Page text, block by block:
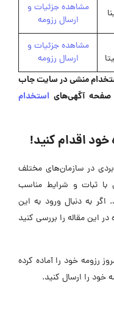
مشاهده جزئیات و
ارسال رزومه
مشاهده جزئیات و
ارسال رزومه
منشی در سایت جاب
صفحه آگهی‌های استخدام
اقدام کنید!
در سازمان‌های مختلف
با ثبات و شرایط مناسب
به دنبال ورود به این
این مقاله را بررسی کنید
خود را آماده کرده
خود را ارسال کنید.